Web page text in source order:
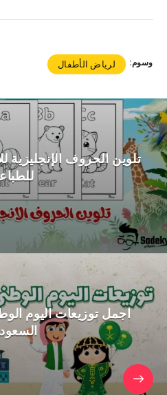
وسوم: لرياض الأطفال
تلوين الحروف الإنجليزية
اجمل توزيعات اليوم